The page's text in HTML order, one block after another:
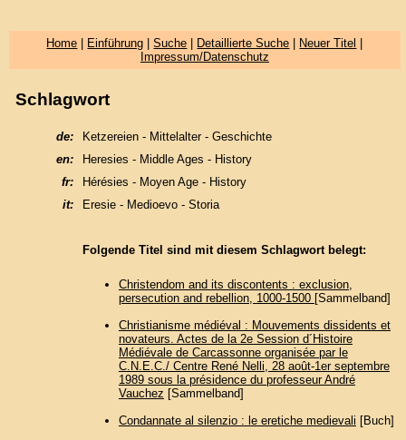
Home Einführung |Suche Detaillierte Suche Neuer Titel
Impressum/Datenschutz
Schlagwort
de:
Ketzereien - Mittelalter - Geschichte
en:
Heresies - Middle Ages - History
fr:
Hérésies - Moyen Age - History
it:
Eresie - Medioevo - Storia
Folgende Titel sind mit diesem Schlagwort belegt:
Christendom and its discontents : exclusion,
persecution and rebellion, 1000-1500 [Sammelband]
Christianisme médiéval : Mouvements dissidents et
novateurs. Actes de la 2e Session d´Histoire
Médiévale de Carcassonne organisée par le
C.N.E.C./ Centre René Nelli, 28 août-1er septembre
1989 sous la présidence du professeur André
Vauchez [Sammelband]
Condannate al silenzio : le eretiche medievali [Buch]